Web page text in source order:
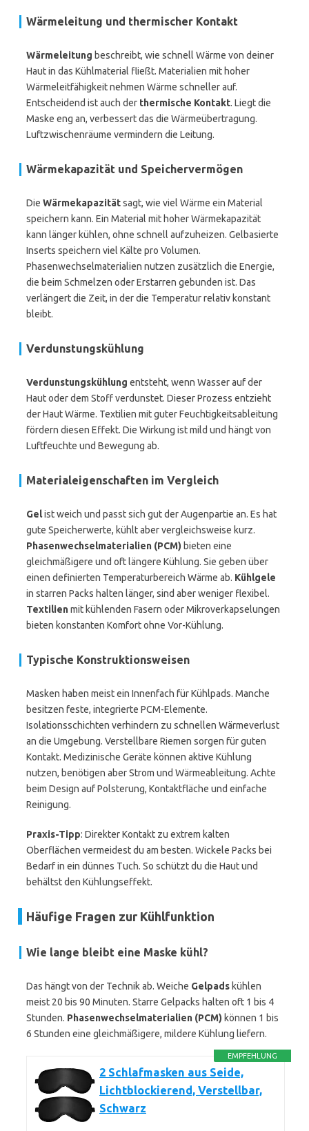
Wärmeleitung und thermischer Kontakt
Wärmeleitung beschreibt, wie schnell Wärme von deiner
Haut in das Kühlmaterial fließt. Materialien mit hoher
Wärmeleitfähigkeit nehmen Wärme schneller auf.
Entscheidend ist auch der thermische Kontakt. Liegt die
Maske eng an, verbessert das die Wärmeübertragung.
Luftzwischenräume vermindern die Leitung.
Wärmekapazität und Speichervermögen
Die Wärmekapazitätsagt, wie viel Wärme ein Material
speichern kann. Ein Material mit hoher Wärmekapazität
kann länger kühlen, ohne schnell aufzuheizen. Gelbasierte
Inserts speichern viel Kälte pro Volumen.
Phasenwechselmaterialien nutzen zusätzlich die Energie,
die beim Schmelzen oder Erstarren gebunden ist. Das
verlängert die Zeit, in der die Temperatur relativ konstant
bleibt.
Verdunstungskühlung
Verdunstungskühlung entsteht, wenn Wasser auf der
Haut oder dem Stoff verdunstet. Dieser Prozess entzieht
der Haut Wärme. Textilien mit guter Feuchtigkeitsableitung
fördern diesen Effekt. Die Wirkung ist mild und hängt von
Luftfeuchte und Bewegung ab.
Materialeigenschaften im Vergleich
Gelist weich und passt sich gut der Augenpartie an. Es hat
gute Speicherwerte, kühlt aber vergleichsweise kurz.
Phasenwechselmaterialien (PCM) bieten eine
gleichmäßigere und oft längere Kühlung. Sie geben über
einen definierten Temperaturbereich Wärme ab. Kühlgele
in starren Packs halten länger, sind aber weniger flexibel.
Textilienmit kühlenden Fasern oder Mikroverkapselungen
bieten konstanten Komfort ohne Vor-Kühlung.
Typische Konstruktionsweisen
Masken haben meist ein Innenfach für Kühlpads. Manche
besitzen feste, integrierte PCM-Elemente.
Isolationsschichten verhindern zu schnellen Wärmeverlust
an die Umgebung. Verstellbare Riemen sorgen für guten
Kontakt. Medizinische Geräte können aktive Kühlung
nutzen, benötigen aber Strom und Wärmeableitung. Achte
beim Design auf Polsterung, Kontaktfläche und einfache
Reinigung.
Praxis-Tipp: Direkter Kontakt zu extrem kalten
Oberflächen vermeidest du am besten. Wickele Packs bei
Bedarf in ein dünnes Tuch. So schützt du die Haut und
behältst den Kühlungseffekt.
Häufige Fragen zur Kühlfunktion
Wie lange bleibt eine Maske kühl?
Das hängt von der Technik ab. Weiche Gelpads kühlen
meist 20 bis 90 Minuten. Starre Gelpacks halten oft 1 bis 4
Stunden. Phasenwechselmaterialien (PCM) können 1 bis
6 Stunden eine gleichmäßigere, mildere Kühlung liefern.
EMPFEHLUNG
2 Schlafmasken aus Seide,
Lichtblockierend, Verstellbar,
Schwarz